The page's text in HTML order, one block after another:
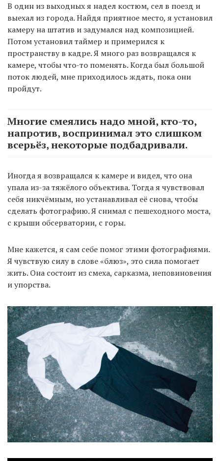
В один из выходных я надел костюм, сел в поезд и
выехал из города. Найдя приятное место, я установил
камеру на штатив и задумался над композицией.
Потом установил таймер и примерился к
пространству в кадре. Я много раз возвращался к
камере, чтобы что-то поменять. Когда был большой
поток людей, мне приходилось ждать, пока они
пройдут.
Многие смеялись надо мной, кто-то,
напротив, воспринимал это слишком
всерьёз, некоторые подбадривали.
Иногда я возвращался к камере и видел, что она
упала из-за тяжёлого объектива. Тогда я чувствовал
себя никчёмным, но устанавливал её снова, чтобы
сделать фотографию. Я снимал с пешеходного моста,
с крыши обсерватории, с горы.
Мне кажется, я сам себе помог этими фотографиями.
Я чувствую силу в слове «блюз», это сила помогает
жить. Она состоит из смеха, сарказма, неповиновения
и упорства.